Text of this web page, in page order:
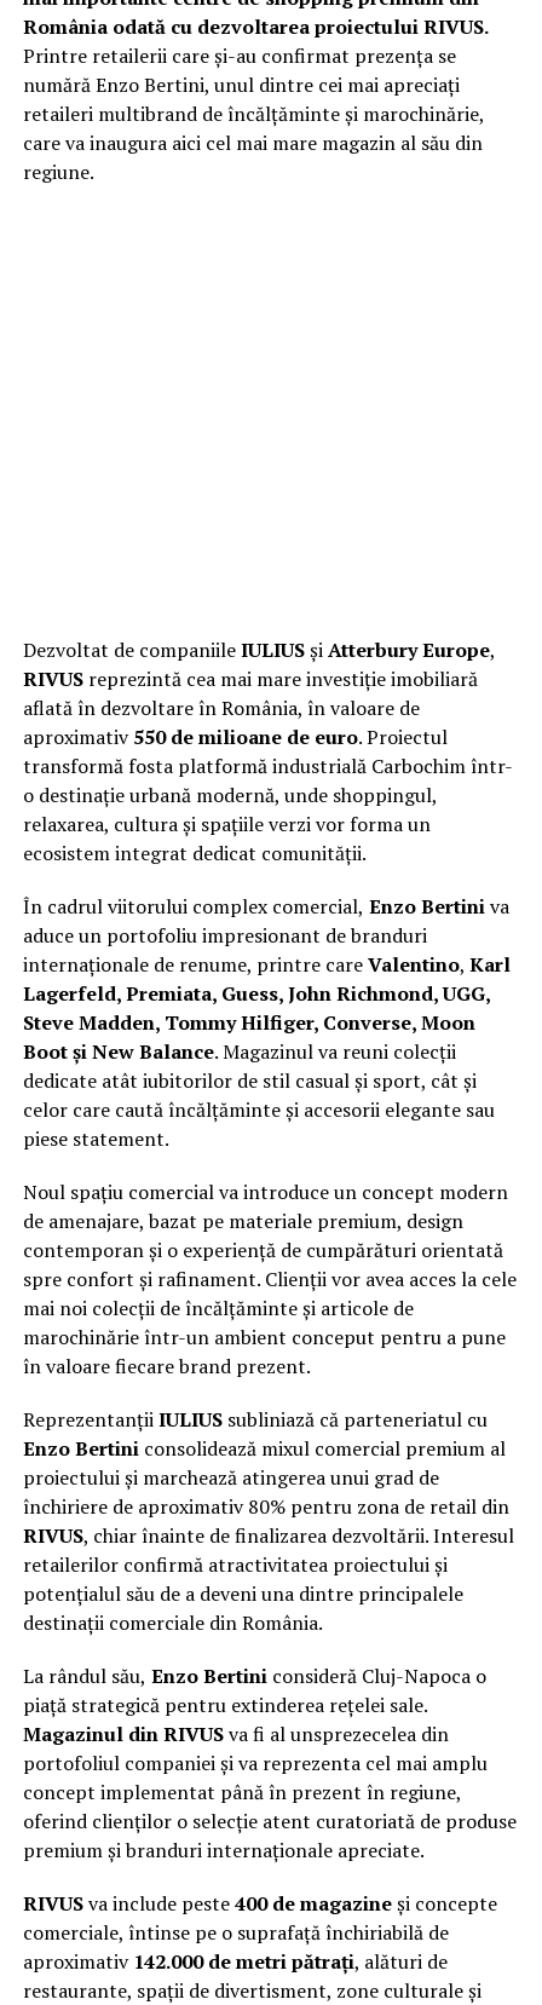
România odată cu dezvoltarea proiectului RIVUS.
Printre retailerii care și-au confirmat prezența se
numără Enzo Bertini, unul dintre cei mai apreciați
retaileri multibrand de încălțăminte și marochinărie,
care va inaugura aici cel mai mare magazin al său din
regiune.
Dezvoltat de companiileIULIUSșiAtterbury Europe,
RIVUSreprezintă cea mai mare investiție imobiliară
aflată în dezvoltare în România, în valoare de
aproximativ550 de milioane de euro. Proiectul
transformă fosta platformă industrială Carbochim într-
o destinație urbană modernă, unde shoppingul,
relaxarea, cultura și spațiile verzi vor forma un
ecosistem integrat dedicat comunității.
În cadrul viitorului complex comercial, Enzo Bertiniva
aduce un portofoliu impresionant de branduri
internaționale de renume, printre careValentino, Karl
Lagerfeld, Premiata, Guess, John Richmond, UGG,
Steve Madden, Tommy Hilfiger, Converse, Moon
Boot și New Balance. Magazinul va reuni colecții
dedicate atât iubitorilor de stil casual și sport, cât și
celor care caută încălțăminte și accesorii elegante sau
piese statement.
Noul spațiu comercial va introduce un concept modern
de amenajare, bazat pe materiale premium, design
contemporan și o experiență de cumpărături orientată
spre confort și rafinament. Clienții vor avea acces la cele
mai noi colecții de încălțăminte și articole de
marochinărie într-un ambient conceput pentru a pune
în valoare fiecare brand prezent.
ReprezentanțiiIULIUSsubliniază că parteneriatul cu
Enzo Bertiniconsolidează mixul comercial premium al
proiectului și marchează atingerea unui grad de
închiriere de aproximativ 80% pentru zona de retail din
RIVUS, chiar înainte de finalizarea dezvoltării. Interesul
retailerilor confirmă atractivitatea proiectului și
potențialul său de a deveni una dintre principalele
destinații comerciale din România.
La rândul său, Enzo Bertiniconsideră Cluj-Napoca o
piață strategică pentru extinderea rețelei sale.
Magazinul din RIVUSva fi al unsprezecelea din
portofoliul companiei și va reprezenta cel mai amplu
concept implementat până în prezent în regiune,
oferind clienților o selecție atent curatoriată de produse
premium și branduri internaționale apreciate.
RIVUSva include peste400 de magazineși concepte
comerciale, întinse pe o suprafață închiriabilă de
aproximativ 142.000 de metri pătrați, alături de
restaurante, spații de divertisment, zone culturale și